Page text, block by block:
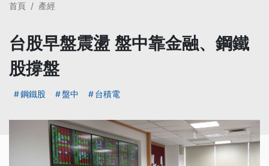
首頁 產經
台股早盤震盪 盤中靠金融、鋼鐵
股撐盤
鋼鐵股 盤中 台積電